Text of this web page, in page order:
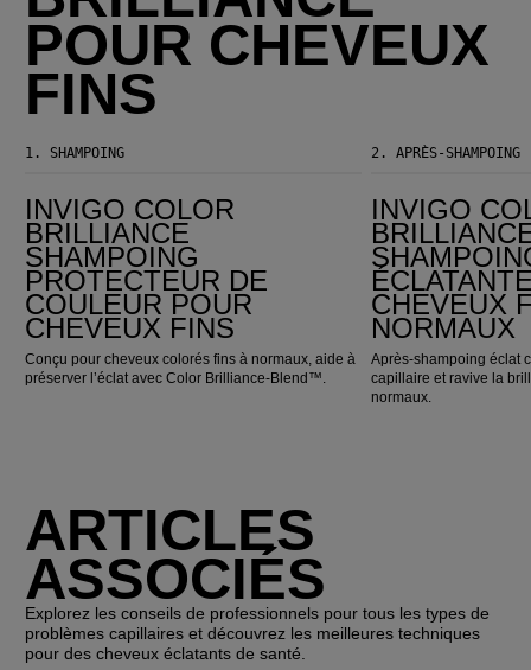
POUR CHEVEUX
FINS
1. SHAMPOING
INVIGO COLOR
BRILLIANCE
SHAMPOING
PROTECTEUR DE
COULEUR POUR
CHEVEUX FINS
Conçu pour cheveux colorés fins à normaux, aide à
préserver l’éclat avec Color Brilliance-Blend™.
2.APRÈS-SHAMPOING
INVIGO
CHEVEUX
NORMAUX
Après-shampoing éclat
capillaire et ravive la
normaux.
ARTICLES
ASSOCIÉS
Explorez les conseils de professionnels pour tous les types de
problèmes capillaires et découvrez les meilleures techniques
pour des cheveux éclatants de santé.